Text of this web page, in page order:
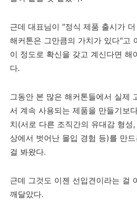
근데 대표님이 "정식 제품 출시가
해커톤은 그만큼의 가치가 있다"고
이 정도로 확신을 갖고 계신다면 해
다.
그동안 본 많은 해커톤들에서 실제
서 계속 사용되는 제품을 만들기보
치(서로 다른 조직간의 유대감 형성
상에서 벗어난 몰입 경험 등)를 만
걸 봐왔다.
근데 그것도 이젠 선입견이라는 걸
깨달았다.